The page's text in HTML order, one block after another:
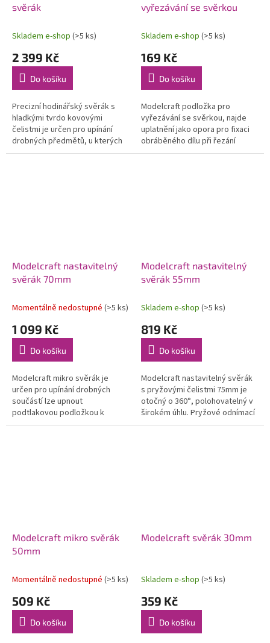
svěrák
Skladem e-shop (>5 ks)
2 399 Kč
Do košíku
Precizní hodinářský svěrák s
hladkými tvrdo kovovými
čelistmi je určen pro upínání
drobných předmětů, u kterých
nesmí dojít k poškození povrchu
vyřezávání se svěrkou
Skladem e-shop (>5 ks)
169 Kč
Do košíku
Modelcraft podložka pro
vyřezávání se svěrkou, najde
uplatnění jako opora pro fixaci
obráběného dílu při řezání
lupénkovou pilkou, pilování,
Modelcraft nastavitelný
svěrák 70mm
Momentálně nedostupné (>5 ks)
1 099 Kč
Do košíku
Modelcraft mikro svěrák je
určen pro upínání drobných
součástí lze upnout
podtlakovou podložkou k
běžnému stolu s hladkou
Modelcraft nastavitelný
svěrák 55mm
Skladem e-shop (>5 ks)
819 Kč
Do košíku
Modelcraft nastavitelný svěrák
s pryžovými čelistmi 75mm je
otočný o 360°, polohovatelný v
širokém úhlu. Pryžové odnímací
čelisti slouží k držení jemných
Modelcraft mikro svěrák
50mm
Momentálně nedostupné (>5 ks)
509 Kč
Do košíku
Modelcraft svěrák 30mm
Skladem e-shop (>5 ks)
359 Kč
Do košíku